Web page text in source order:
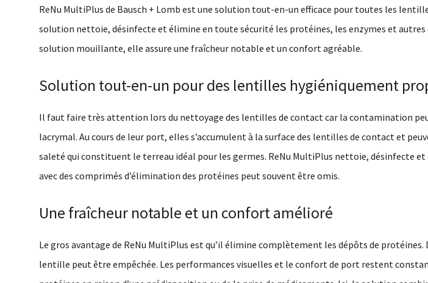
ReNu MultiPlus de Bausch + Lomb est une solution tout-en-un efficace pour toutes les
solution nettoie, désinfecte et élimine en toute sécurité les protéines, les enzymes et
solution mouillante, elle assure une fraîcheur notable et un confort agréable.
Solution tout-en-un pour des lentilles hygiéniquement
Il faut faire très attention lors du nettoyage des lentilles de contact car la contamination
lacrymal. Au cours de leur port, elles s’accumulent à la surface des lentilles de contact et
saleté qui constituent le terreau idéal pour les germes. ReNu MultiPlus nettoie, désinfecte
avec des comprimés d’élimination des protéines peut souvent être omis.
Une fraîcheur notable et un confort amélioré
Le gros avantage de ReNu MultiPlus est qu’il élimine complètement les dépôts de
lentille peut être empêchée. Les performances visuelles et le confort de port restent